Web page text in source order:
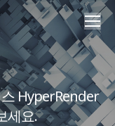
HyperRender
세요.